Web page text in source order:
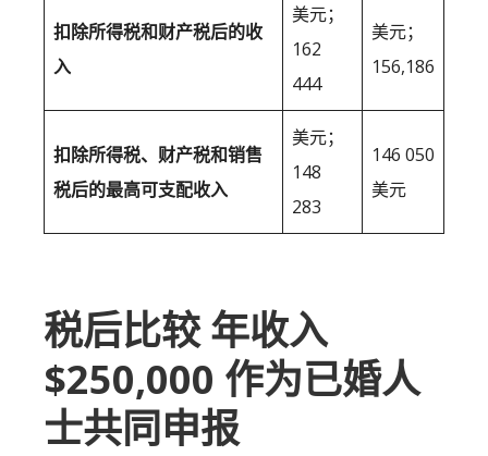
扣除所得税和财产税后的收
入
美元；
162
444
美元；
156,186
扣除所得税、财产税和销售
税后的最高可支配收入
美元；
148
283
146 050
美元
税后比较 年收入
$250,000 作为已婚人
士共同申报